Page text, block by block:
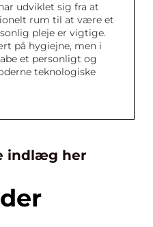
udviklet sig fra at
rum til at være et
pleje er vigtige.
på hygiejne, men i
et personligt og
teknologiske
indlæg her